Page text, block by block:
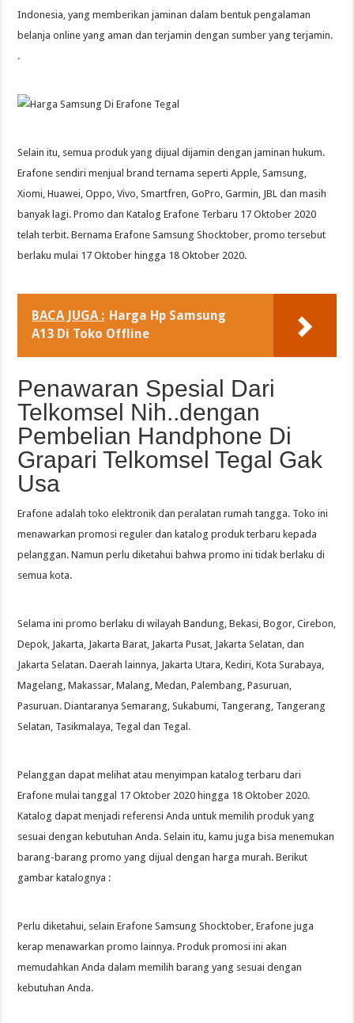
Indonesia, yang memberikan jaminan dalam bentuk pengalaman
belanja online yang aman dan terjamin dengan sumber yang terjamin.
.
Selain itu, semua produk yang dijual dijamin dengan jaminan hukum.
Erafone sendiri menjual brand ternama seperti Apple, Samsung,
Xiomi, Huawei, Oppo, Vivo, Smartfren, GoPro, Garmin, JBL dan masih
banyak lagi. Promo dan Katalog Erafone Terbaru 17 Oktober 2020
telah terbit. Bernama Erafone Samsung Shocktober, promo tersebut
berlaku mulai 17 Oktober hingga 18 Oktober 2020.
BACA JUGA : Harga Hp Samsung
A13 Di Toko Offline
Penawaran Spesial Dari
Telkomsel Nih..dengan
Pembelian Handphone Di
Grapari Telkomsel Tegal Gak
Usa
Erafone adalah toko elektronik dan peralatan rumah tangga. Toko ini
menawarkan promosi reguler dan katalog produk terbaru kepada
pelanggan. Namun perlu diketahui bahwa promo ini tidak berlaku di
semua kota.
Selama ini promo berlaku di wilayah Bandung, Bekasi, Bogor, Cirebon,
Depok, Jakarta, Jakarta Barat, Jakarta Pusat, Jakarta Selatan, dan
Jakarta Selatan. Daerah lainnya, Jakarta Utara, Kediri, Kota Surabaya,
Magelang, Makassar, Malang, Medan, Palembang, Pasuruan,
Pasuruan. Diantaranya Semarang, Sukabumi, Tangerang, Tangerang
Selatan, Tasikmalaya, Tegal dan Tegal.
Pelanggan dapat melihat atau menyimpan katalog terbaru dari
Erafone mulai tanggal 17 Oktober 2020 hingga 18 Oktober 2020.
Katalog dapat menjadi referensi Anda untuk memilih produk yang
sesuai dengan kebutuhan Anda. Selain itu, kamu juga bisa menemukan
barang-barang promo yang dijual dengan harga murah. Berikut
gambar katalognya :
Perlu diketahui, selain Erafone Samsung Shocktober, Erafone juga
kerap menawarkan promo lainnya. Produk promosi ini akan
memudahkan Anda dalam memilih barang yang sesuai dengan
kebutuhan Anda.